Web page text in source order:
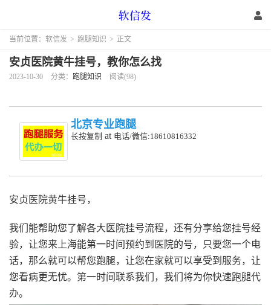
当前位置： 软信发 > 跑腿知识 > 正文
安贞医院黄牛挂号，教你怎么找
2023-10-30 分类： 跑腿知识 阅读(98)
北京专业跑腿
长按复制 at 电话/微信:18610816332
安贞医院黄牛挂号，
我们能帮助您了解各大医院挂号流程，还有分享给您挂号经
验，让您来上海能第一时间预约到医院的号，只要您一个电
话，那么就可以帮您跑腿，让您在家就可以享受到服务，让
您看病更无忧。第一时间联系我们，我们将为你快速跑腿代
办。